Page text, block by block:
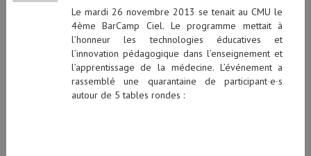
Le mardi 26 novembre 2013 se tenait au CMU le
4ème BarCamp Ciel. Le programme mettait à
l’honneur les technologies éducatives et
l’innovation pédagogique dans l’enseignement et
l’apprentissage de la médecine. L’événement a
rassemblé une quarantaine de participant∙e∙s
autour de 5 tables rondes :